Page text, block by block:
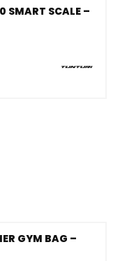
SMART SCALE –
GYM BAG –